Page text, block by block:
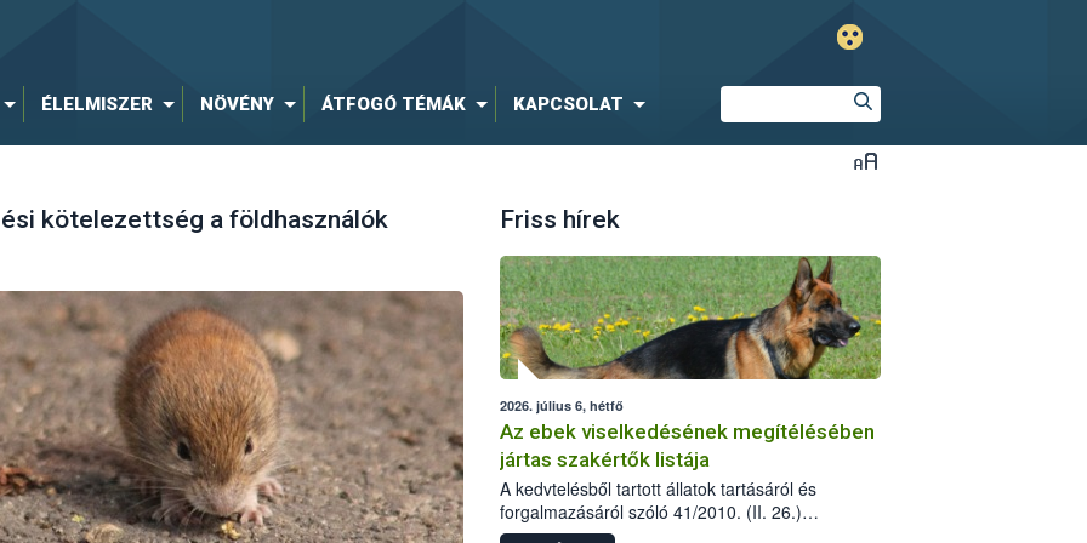
ÉLELMISZER NÖVÉNY ÁTFOGÓ TÉMÁK KAPCSOLAT
kötelezettség a földhasználók Friss hírek
2026. július 6, hétfő
Az ebek viselkedésének megítélésében
jártas szakértők listája
A kedvtelésből tartott állatok tartásáról és
forgalmazásáról szóló 41/2010. (II. 26.)
Korm.rendelet szabályozza az eb okozta fizikai